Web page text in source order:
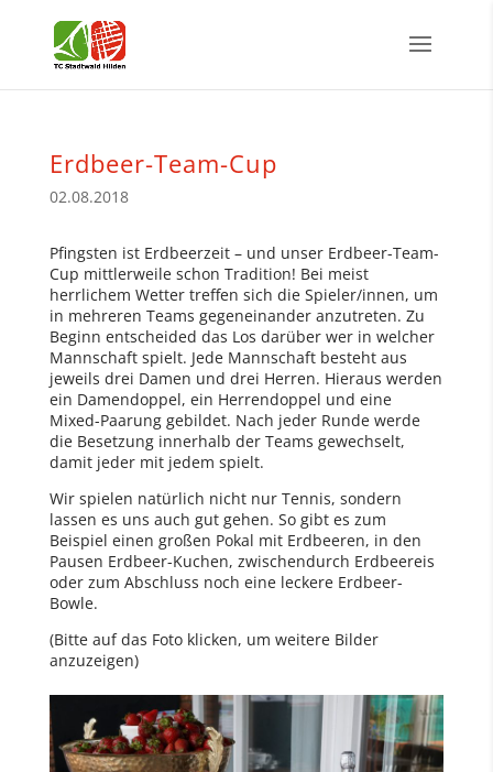
Erdbeer-Team-Cup
02.08.2018
Pfingsten ist Erdbeerzeit – und unser Erdbeer-Team-
Cup mittlerweile schon Tradition! Bei meist
herrlichem Wetter treffen sich die Spieler/innen, um
in mehreren Teams gegeneinander anzutreten. Zu
Beginn entscheided das Los darüber wer in welcher
Mannschaft spielt. Jede Mannschaft besteht aus
jeweils drei Damen und drei Herren. Hieraus werden
ein Damendoppel, ein Herrendoppel und eine
Mixed-Paarung gebildet. Nach jeder Runde werde
die Besetzung innerhalb der Teams gewechselt,
damit jeder mit jedem spielt.
Wir spielen natürlich nicht nur Tennis, sondern
lassen es uns auch gut gehen. So gibt es zum
Beispiel einen großen Pokal mit Erdbeeren, in den
Pausen Erdbeer-Kuchen, zwischendurch Erdbeereis
oder zum Abschluss noch eine leckere Erdbeer-
Bowle.
(Bitte auf das Foto klicken, um weitere Bilder
anzuzeigen)